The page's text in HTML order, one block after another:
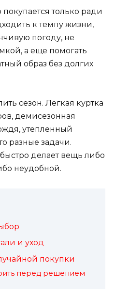
только ради
к темпу жизни,
погоду, не
а еще помогать
образ без долгих
сезон. Легкая куртка
демисезонная
утепленный
разные задачи.
делает вещь либо
неудобной.
и уход
покупки
перед решением